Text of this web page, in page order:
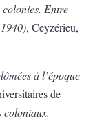
colonies. Entre
, Ceyzérieu,
à l’époque
de
coloniaux.